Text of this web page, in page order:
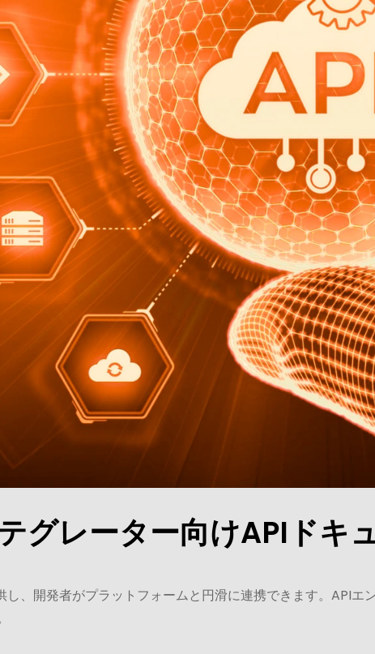
グレーター向けAPIドキ
、開発者がプラットフォームと円滑に連携できます。API